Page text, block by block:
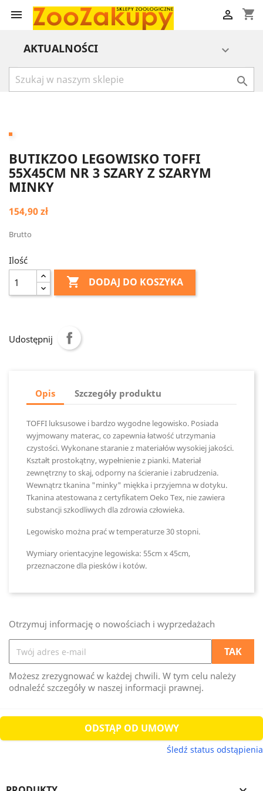
 shopping_cart

AKTUALNOŚCI 

BUTIKZOO LEGOWISKO TOFFI
55X45CM NR 3 SZARY Z SZARYM
MINKY
154,90 zł
Brutto
Ilość
 DODAJ DO KOSZYKA
Udostępnij
Opis Szczegóły produktu
TOFFI luksusowe i bardzo wygodne legowisko. Posiada
wyjmowany materac, co zapewnia łatwość utrzymania
czystości. Wykonane staranie z materiałów wysokiej jakości.
Kształt prostokątny, wypełnienie z pianki. Materiał
zewnętrzny to skaj, odporny na ścieranie i zabrudzenia.
Wewnątrz tkanina "minky" miękka i przyjemna w dotyku.
Tkanina atestowana z certyfikatem Oeko Tex, nie zawiera
substancji szkodliwych dla zdrowia człowieka.
Legowisko można prać w temperaturze 30 stopni.
Wymiary orientacyjne legowiska: 55cm x 45cm,
przeznaczone dla piesków i kotów.
Otrzymuj informację o nowościach i wyprzedażach
Możesz zrezygnować w każdej chwili. W tym celu należy
odnaleźć szczegóły w naszej informacji prawnej.
ODSTĄP OD UMOWY
Śledź status odstąpienia